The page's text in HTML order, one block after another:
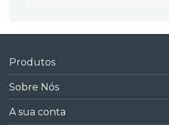
Produtos
Sobre Nós
A sua conta